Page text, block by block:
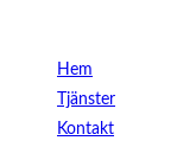
Hem
Tjänster
Kontakt